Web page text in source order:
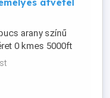
átvétel
arany színű
0 kmes 5000ft
óbudán
fizetés után mpl
36 50 104